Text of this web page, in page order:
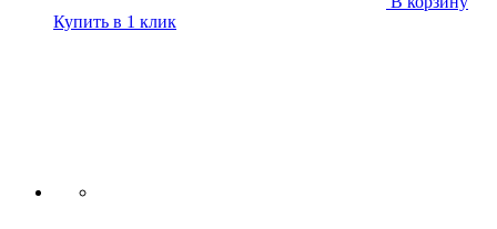
Купить в 1 клик